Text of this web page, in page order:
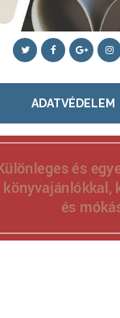
ADATVÉDELEM